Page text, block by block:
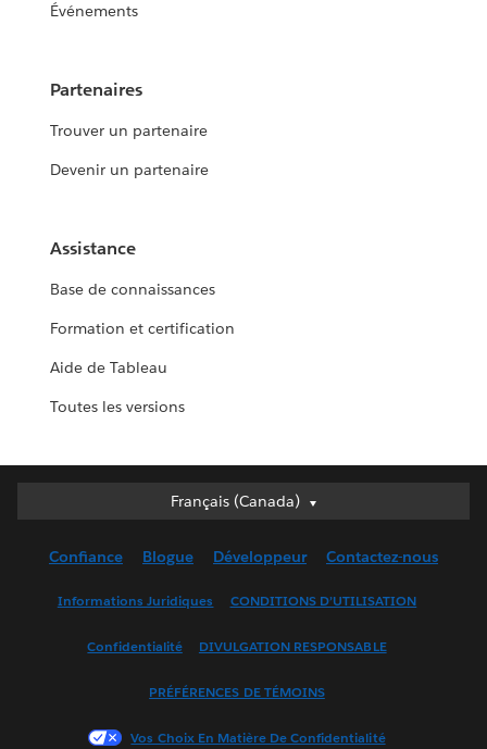
Événements
Partenaires
Trouver un partenaire
Devenir un partenaire
Assistance
Base de connaissances
Formation et certification
Aide de Tableau
Toutes les versions
Français (Canada)
Français (Canada)
English (UK)
Français (France)
한국어
Confiance Blogue Développeur Contactez-nous
Informations Juridiques CONDITIONS D’UTILISATION
Confidentialité DIVULGATION RESPONSABLE
PRÉFÉRENCES DE TÉMOINS
Vos Choix En Matière De Confidentialité